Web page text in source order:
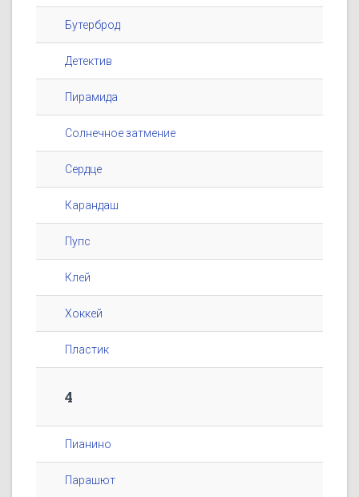
Бутерброд
Детектив
Пирамида
Солнечное затмение
Сердце
Карандаш
Пупс
Клей
Хоккей
Пластик
4
Пианино
Парашют